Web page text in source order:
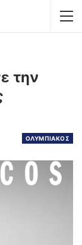
την
ΟΛΥΜΠΙΑΚΟΣ